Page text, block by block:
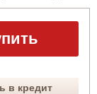
в кредит